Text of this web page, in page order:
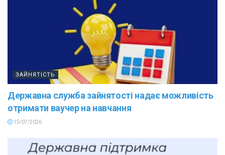
ЗАЙНЯТІСТЬ
Державна служба зайнятості надає можливість
отримати ваучер на навчання
15/07/2026